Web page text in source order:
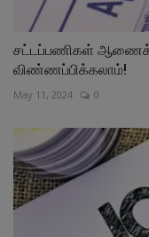
சட்டப்பணிகள்
விண்ணப்பிக்கலாம்!
May 11, 2024 0